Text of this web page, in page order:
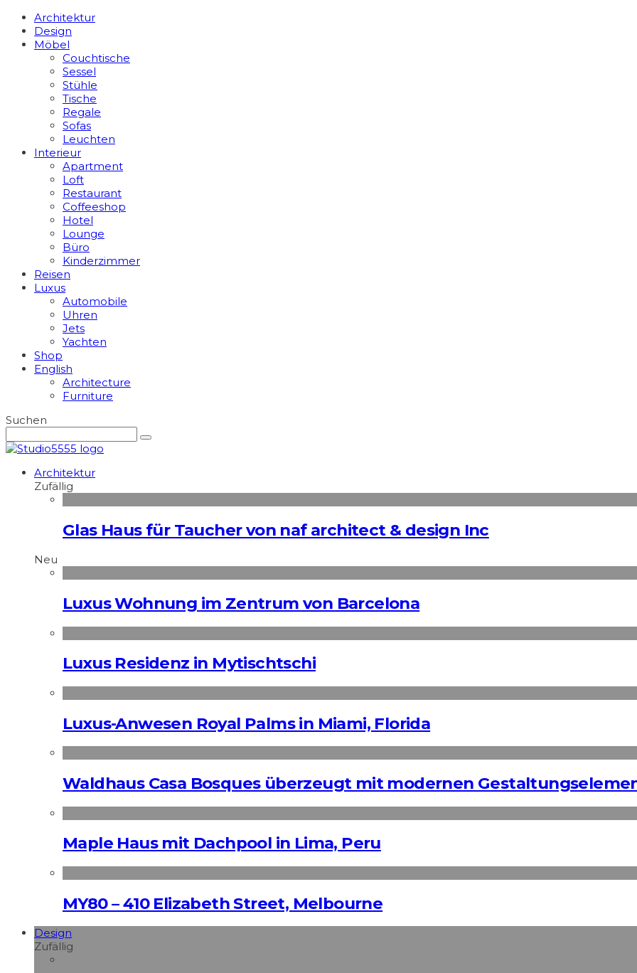
Architektur
Design
Möbel
Couchtische
Sessel
Stühle
Tische
Regale
Sofas
Leuchten
Interieur
Apart­ment
Loft
Restaurant
Coffeeshop
Hotel
Lounge
Büro
Kinderzimmer
Reisen
Luxus
Automobile
Uhren
Jets
Yachten
Shop
English
Architecture
Furniture
Suchen
Architektur
Zufällig
Glas Haus für Taucher von naf architect & design Inc
Neu
Luxus Wohnung im Zentrum von Barcelona
Luxus Residenz in Mytischtschi
Luxus-Anwesen Royal Palms in Miami, Florida
Waldhaus Casa Bosques überzeugt mit modernen
Maple Haus mit Dachpool in Lima, Peru
MY80 – 410 Elizabeth Street, Melbourne
Design
Zufällig